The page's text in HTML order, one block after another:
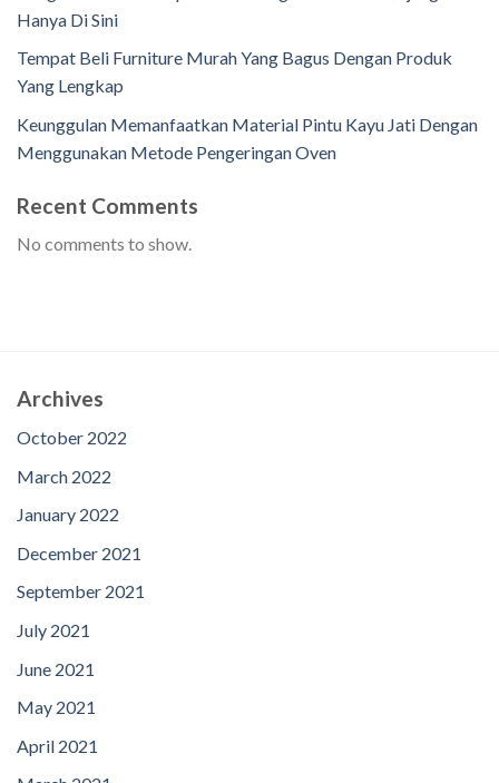
Hanya Di Sini
Tempat Beli Furniture Murah Yang Bagus Dengan Produk
Yang Lengkap
Keunggulan Memanfaatkan Material Pintu Kayu Jati Dengan
Menggunakan Metode Pengeringan Oven
Recent Comments
No comments to show.
Archives
October 2022
March 2022
January 2022
December 2021
September 2021
July 2021
June 2021
May 2021
April 2021